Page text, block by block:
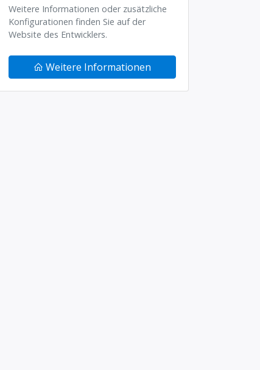
Weitere Informationen oder zusätzliche
Konfigurationen finden Sie auf der
Website des Entwicklers.
Weitere Informationen